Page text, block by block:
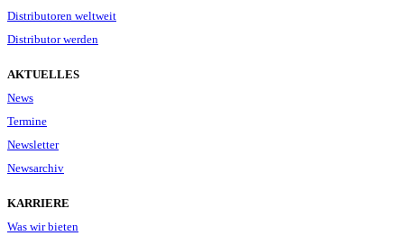
Distributoren weltweit
Distributor werden
AKTUELLES
News
Termine
Newsletter
Newsarchiv
KARRIERE
Was wir bieten